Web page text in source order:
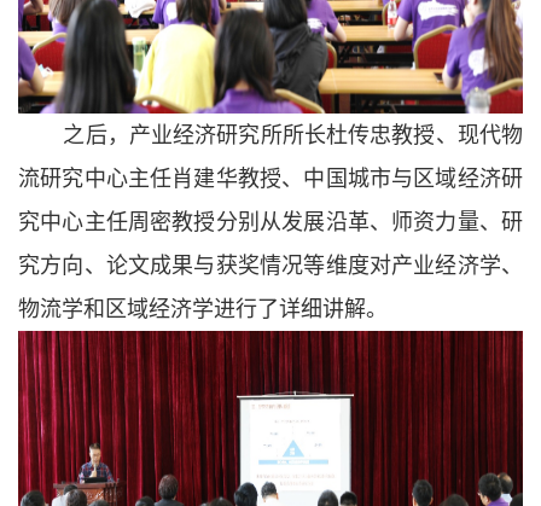
之后，产业经济研究所所长杜传忠教授、现代物
流研究中心主任肖建华教授、中国城市与区域经济研
究中心主任周密教授分别从发展沿革、师资力量、研
究方向、论文成果与获奖情况等维度对产业经济学、
物流学和区域经济学进行了详细讲解。